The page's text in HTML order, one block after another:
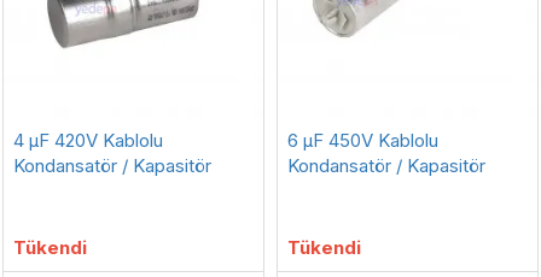
4 µF 420V Kablolu
Kondansatör / Kapasitör
Tükendi
6 µF 450V Kablolu
Kondansatör / Kapasitör
Tükendi